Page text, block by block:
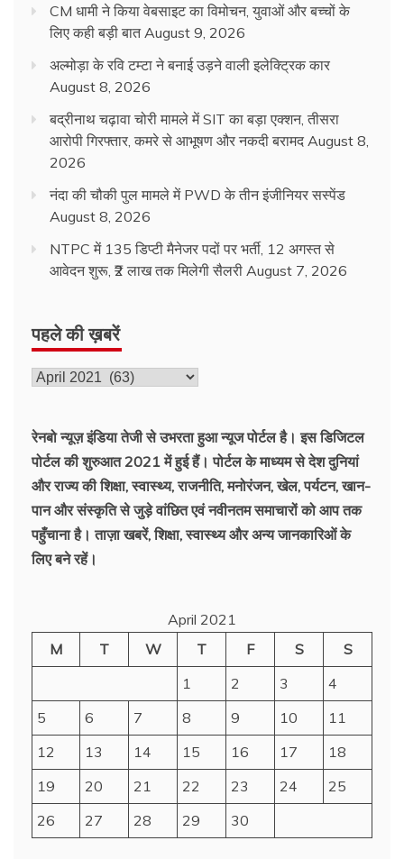
CM धामी ने किया वेबसाइट का विमोचन, युवाओं और बच्चों के
लिए कही बड़ी बात August 9, 2026
अल्मोड़ा के रवि टम्टा ने बनाई उड़ने वाली इलेक्ट्रिक कार
August 8, 2026
बद्रीनाथ चढ़ावा चोरी मामले में SIT का बड़ा एक्शन, तीसरा
आरोपी गिरफ्तार, कमरे से आभूषण और नकदी बरामद August 8,
2026
नंदा की चौकी पुल मामले में PWD के तीन इंजीनियर सस्पेंड
August 8, 2026
NTPC में 135 डिप्टी मैनेजर पदों पर भर्ती, 12 अगस्त से
आवेदन शुरू, ₹2 लाख तक मिलेगी सैलरी August 7, 2026
पहले की ख़बरें
पहले
रेनबो न्यूज़ इंडिया तेजी से उभरता हुआ न्‍यूज पोर्टल है। इस डिजिटल
पोर्टल की शुरुआत 2021 में हुई हैं। पोर्टल के माध्यम से देश दुनियां
और राज्य की शिक्षा, स्वास्थ्य, राजनीति, मनोरंजन, खेल, पर्यटन, खान-
पान और संस्कृति से जुड़े वांछित एवं नवीनतम समाचारों को आप तक
पहुँचाना है। ताज़ा खबरें, शिक्षा, स्वास्थ्य और अन्य जानकारिओं के
लिए बने रहें।
April 2021
M
T W T F S
S
1
2 3
4
5
6 7 8 9 10
11
12
13 14 15 16 17
18
19
20 21 22 23 24
25
26
27 28 29 30